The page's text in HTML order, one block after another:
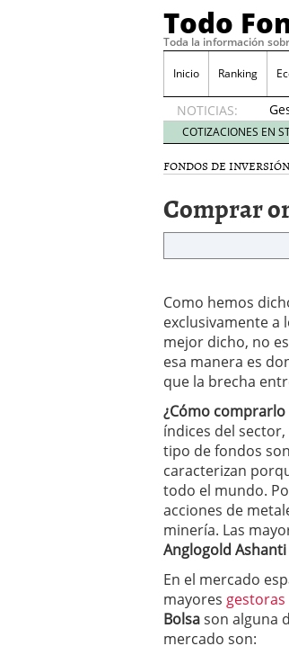
Todo
Toda la información
Inicio Ranking
NOTICIAS:
el
La
Los
no
Los
de
COTIZACIONES EN
FONDOS DE INVERSIÓN
Comprar
Como hemos
exclusivamente a
mejor dicho, no
esa manera es
que la brecha
¿Cómo comprarlo
índices del
tipo de fondos
caracterizan
todo el mundo.
acciones de
minería. Las
Anglogold
En el mercado
mayores gestoras
Bolsason alguna
mercado son: